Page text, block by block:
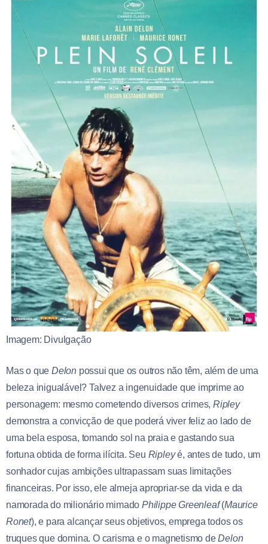
Imagem: Divulgação
Mas o que Delon possui que os outros não têm, além de uma
beleza inigualável? Talvez a ingenuidade que imprime ao
personagem: mesmo cometendo diversos crimes, Ripley
demonstra a convicção de que poderá viver feliz ao lado de
uma bela esposa, tomando sol na praia e gastando sua
fortuna obtida de forma ilícita. Seu Ripleyé, antes de tudo, um
sonhador cujas ambições ultrapassam suas limitações
financeiras. Por isso, ele almeja apropriar-se da vida e da
namorada do milionário mimadoPhilippe Greenleaf(Maurice
Ronet), e para alcançar seus objetivos, emprega todos os
truques que domina. O carisma e o magnetismo deDelon